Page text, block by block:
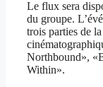
Le flux sera
du groupe.
trois parties de
Northbound»,
Within».